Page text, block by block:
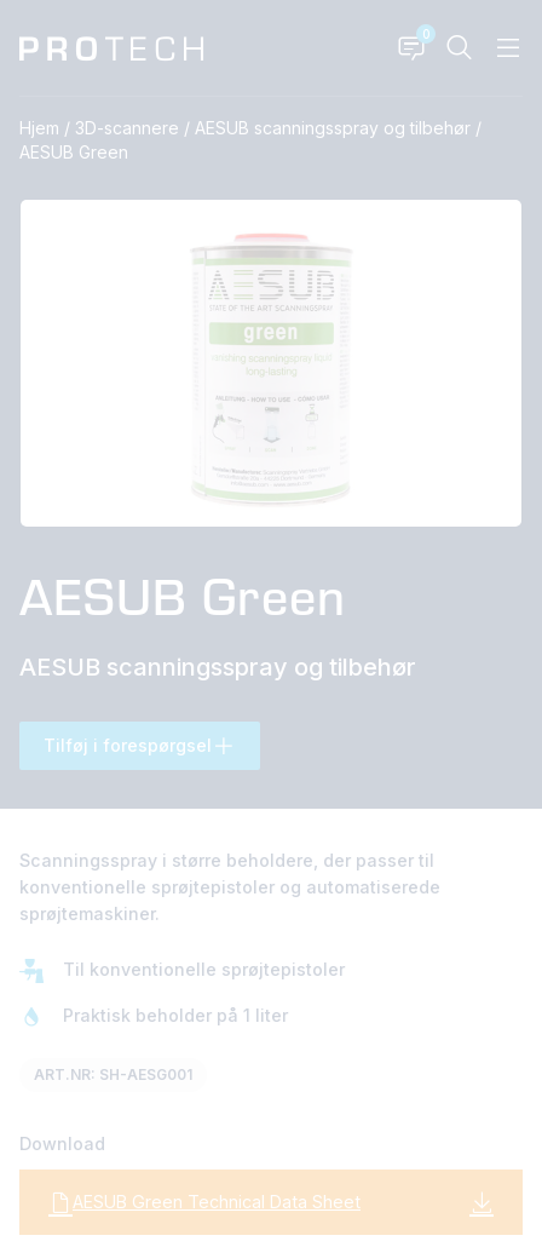
0
Hjem / 3D-scannere / AESUB scanningsspray og tilbehør /
AESUB Green
AESUB Green
AESUB scanningsspray og tilbehør
Tilføj i forespørgsel
Scanningsspray i større beholdere, der passer til
konventionelle sprøjtepistoler og automatiserede
sprøjtemaskiner.
Til konventionelle sprøjtepistoler
Praktisk beholder på 1 liter
ART.NR: SH-AESG001
Download
AESUB Green Technical Data Sheet